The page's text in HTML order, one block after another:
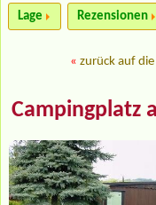
Lage Rezensionen
« zurück auf
Campingplatz